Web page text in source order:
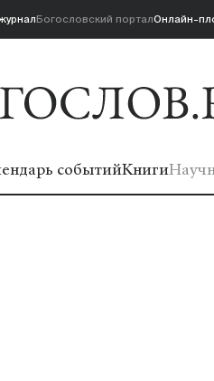
Богословский порталОнлайн-
событийКниги